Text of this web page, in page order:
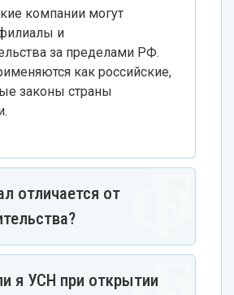
компании могут
и
за пределами РФ.
как российские,
законы страны
отличается от
я УСН при открытии